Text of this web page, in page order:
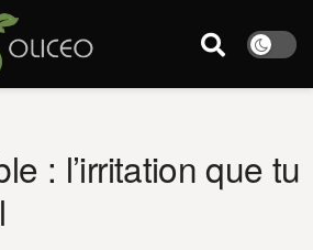
: l’irritation que tu